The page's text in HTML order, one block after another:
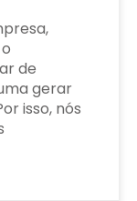
de
gerar
isso, nós